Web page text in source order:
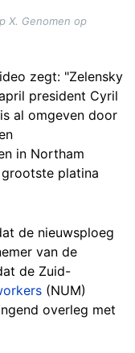
X. Genomen op
zegt: "Zelensky
president Cyril
al omgeven door
in Northam
platina
de nieuwsploeg
van de
de Zuid-
(NUM)
overleg met